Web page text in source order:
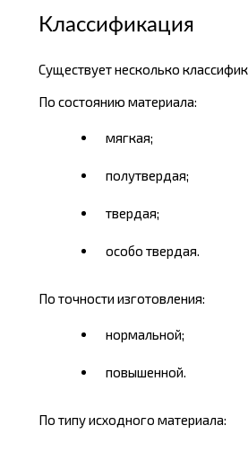
Классификация
Существует несколько
По состоянию материала:
мягкая;
полутвердая;
твердая;
особо твердая.
По точности изготовления:
нормальной;
повышенной.
По типу исходного материала: